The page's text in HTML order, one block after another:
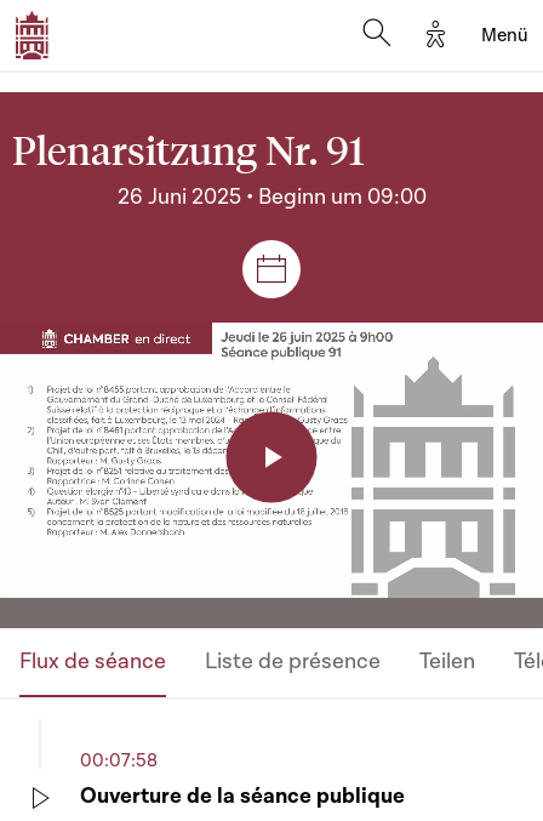
Options
Menü
Plenarsitzung Nr. 91
26 Juni 2025 • Beginn um 09:00
Plenar- und
Play
Video
Flux de séance Liste de présence Teilen
00:07:58
Ouverture de la séance publique